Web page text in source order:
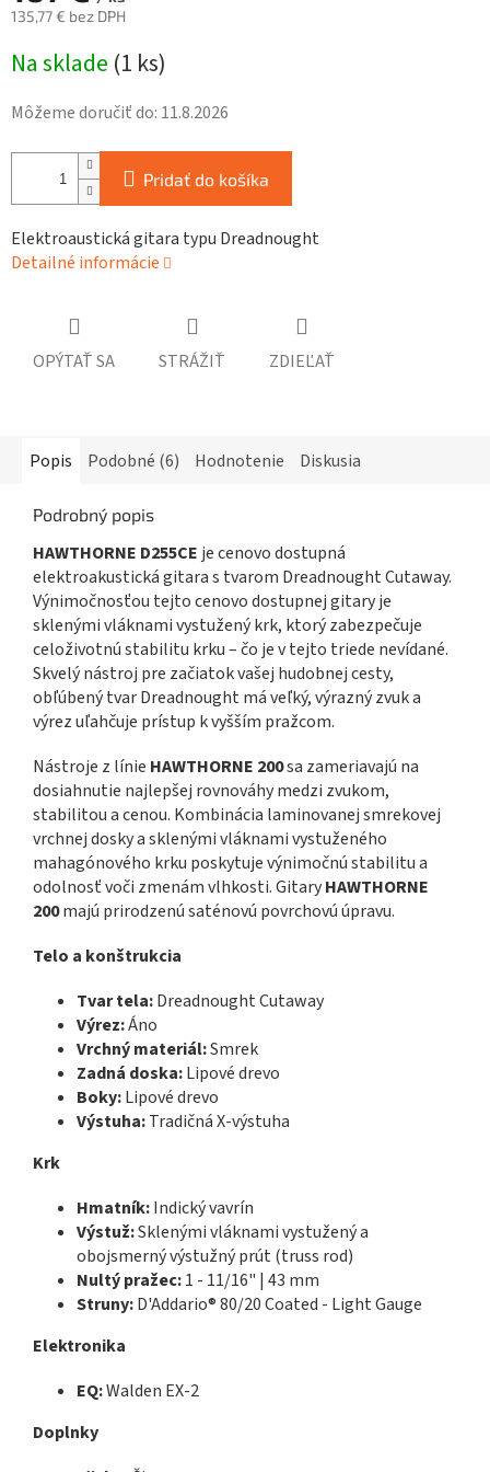
135,77 € bez DPH
cena:
Na sklade (1 ks)
Môžeme doručiť do: 11.8.2026
Pridať do košíka
Elektroaustická gitara typu Dreadnought
Detailné informácie
OPÝTAŤ SA STRÁŽIŤ ZDIEĽAŤ
Popis Podobné (6) Hodnotenie Diskusia
Podrobný popis
HAWTHORNE D255CE je cenovo dostupná
elektroakustická gitara s tvarom Dreadnought Cutaway.
Výnimočnosťou tejto cenovo dostupnej gitary je
sklenými vláknami vystužený krk, ktorý zabezpečuje
celoživotnú stabilitu krku – čo je v tejto triede nevídané.
Skvelý nástroj pre začiatok vašej hudobnej cesty,
obľúbený tvar Dreadnought má veľký, výrazný zvuk a
výrez uľahčuje prístup k vyšším pražcom.
Nástroje z línie HAWTHORNE 200sa zameriavajú na
dosiahnutie najlepšej rovnováhy medzi zvukom,
stabilitou a cenou. Kombinácia laminovanej smrekovej
vrchnej dosky a sklenými vláknami vystuženého
mahagónového krku poskytuje výnimočnú stabilitu a
odolnosť voči zmenám vlhkosti. GitaryHAWTHORNE
200majú prirodzenú saténovú povrchovú úpravu.
Telo a konštrukcia
Tvar tela:Dreadnought Cutaway
Výrez:Áno
Vrchný materiál:Smrek
Zadná doska:Lipové drevo
Boky:Lipové drevo
Výstuha:Tradičná X-výstuha
Krk
Hmatník:Indický vavrín
Výstuž:Sklenými vláknami vystužený a
obojsmerný výstužný prút (truss rod)
Nultý pražec:1 - 11/16" | 43 mm
Struny:D'Addario® 80/20 Coated - Light Gauge
Elektronika
EQ:Walden EX-2
Doplnky